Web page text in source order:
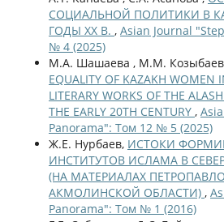
СОЦИАЛЬНОЙ ПОЛИТИКИ В
ГОДЫ ХХ В. , Asian Journal
№ 4 (2025)
М.А. Шашаева , М.М.
EQUALITY OF KAZAKH WOMEN
LITERARY WORKS OF THE
THE EARLY 20TH CENTURY ,
Panorama": Том 12 № 5 (2025)
Ж.Е. Нурбаев, ИСТОКИ
ИНСТИТУТОВ ИСЛАМА В
(НА МАТЕРИАЛАХ
АКМОЛИНСКОЙ ОБЛАСТИ) ,
Panorama": Том № 1 (2016)